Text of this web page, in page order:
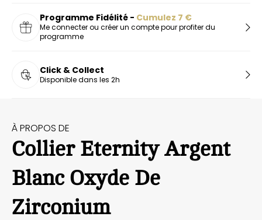
Programme Fidélité - Cumulez 7 €
Me connecter ou créer un compte pour profiter du
programme
Click & Collect
Disponible dans les 2h
À PROPOS DE
Collier Eternity Argent
Blanc Oxyde De
Zirconium